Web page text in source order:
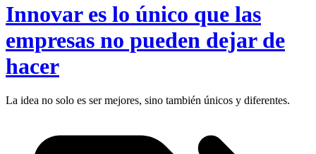
Innovar es lo único que las
empresas no pueden dejar de
hacer
La idea no solo es ser mejores, sino también únicos y diferentes.